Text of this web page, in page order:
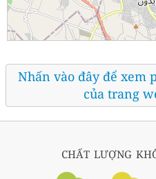
Nhấn vào đây để xem
của trang
chất lượng